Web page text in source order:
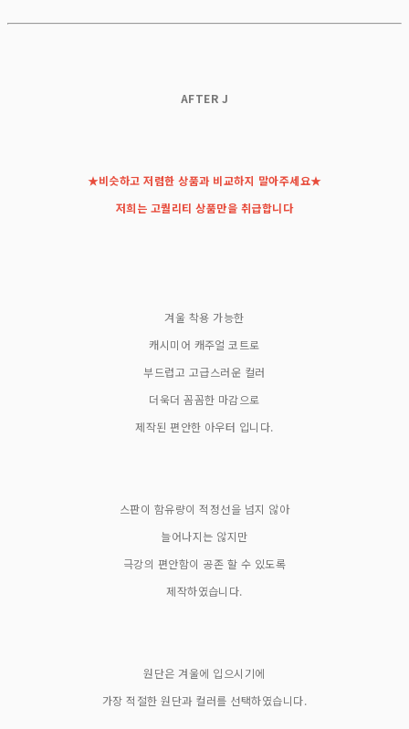
AFTER J
★비슷하고 저렴한 상품과 비교하지 말아주세요★
저희는 고퀄리티 상품만을 취급합니다
겨울 착용 가능한
캐시미어 캐주얼 코트로
부드럽고 고급스러운 컬러
더욱더 꼼꼼한 마감으로
제작된 편안한 아우터 입니다.
스판이 함유량이 적정선을 넘지 않아
늘어나지는 않지만
극강의 편안함이 공존 할 수 있도록
제작하였습니다.
원단은 겨울에 입으시기에
가장 적절한 원단과 컬러를 선택하였습니다.